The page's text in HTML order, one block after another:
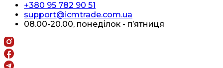
+380 95 782 90 51
support@icmtrade.com.ua
08.00-20.00, понеділок - п’ятниця